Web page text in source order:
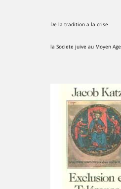
De la tradition a la crise
la Societe juive au Moyen Age